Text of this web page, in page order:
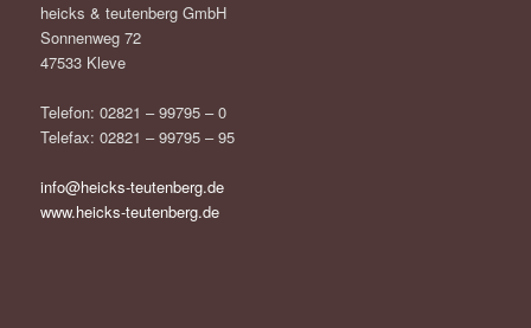
heicks & teutenberg GmbH
Sonnenweg 72
47533 Kleve
Telefon: 02821 – 99795 – 0
Telefax: 02821 – 99795 – 95
info@heicks-teutenberg.de
www.heicks-teutenberg.de